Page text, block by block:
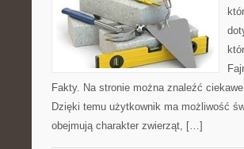
Fakty. Na stronie można znaleźć
Dzięki temu użytkownik ma możliwość
obejmują charakter zwierząt, […]